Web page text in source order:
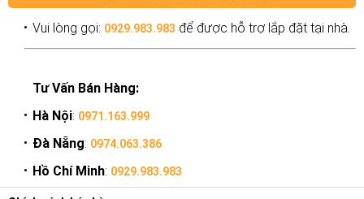
Vui lòng gọi: 0929.983.983 để được hỗ trợ lắp đặt tại nhà.
Tư Vấn Bán Hàng:
Hà Nội: 0971.163.999
Đà Nẵng: 0974.063.386
Hồ Chí Minh: 0929.983.983